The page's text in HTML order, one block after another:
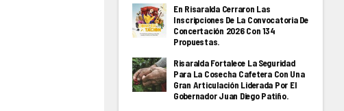
En Risaralda Cerraron Las
Inscripciones De La Convocatoria De
Concertación 2026 Con 134
Propuestas.
Risaralda Fortalece La Seguridad
Para La Cosecha Cafetera Con Una
Gran Articulación Liderada Por El
Gobernador Juan Diego Patiño.